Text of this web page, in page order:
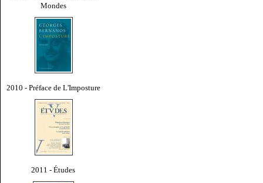
Mondes
2010 - Préface de L'Imposture
2011 - Études